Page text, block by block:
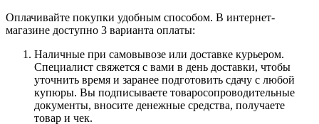
Оплачивайте покупки удобным способом. В интернет-
магазине доступно 3 варианта оплаты:
Наличные при самовывозе или доставке курьером.
Специалист свяжется с вами в день доставки, чтобы
уточнить время и заранее подготовить сдачу с любой
купюры. Вы подписываете товаросопроводительные
документы, вносите денежные средства, получаете
товар и чек.